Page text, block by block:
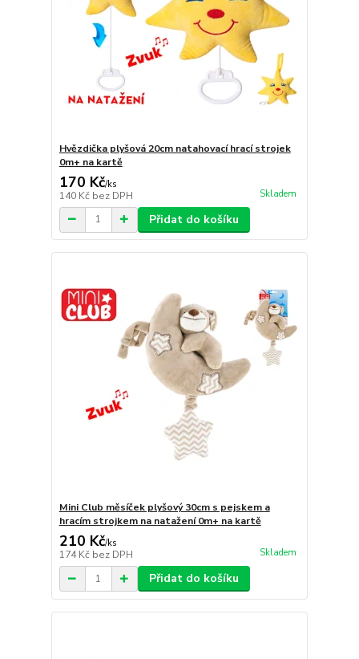
Hvězdička plyšová 20cm natahovací hrací strojek
0m+ na kartě
170 Kč/ks
140 Kč bez DPH Skladem
Přidat do košíku
Mini Club měsíček plyšový 30cm s pejskem a
hracím strojkem na natažení 0m+ na kartě
210 Kč/ks
174 Kč bez DPH Skladem
Přidat do košíku